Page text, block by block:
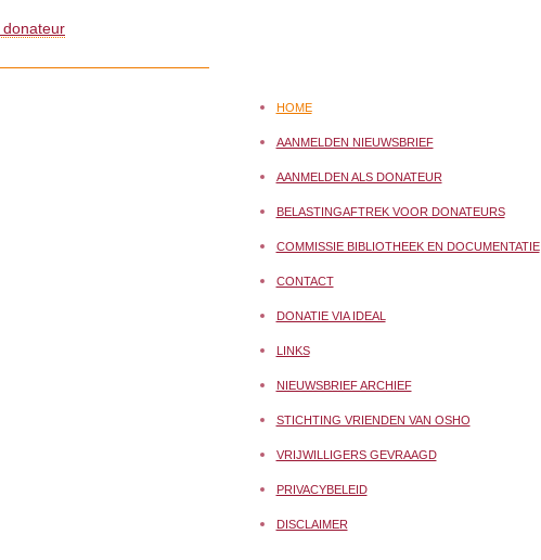
HOME
AANMELDEN NIEUWSBRIEF
AANMELDEN ALS DONATEUR
BELASTINGAFTREK VOOR DONATEURS
COMMISSIE BIBLIOTHEEK EN DOCUMENTATIE
CONTACT
DONATIE VIA IDEAL
LINKS
NIEUWSBRIEF ARCHIEF
STICHTING VRIENDEN VAN OSHO
VRIJWILLIGERS GEVRAAGD
PRIVACYBELEID
DISCLAIMER